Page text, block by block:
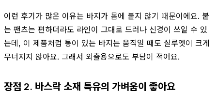
이런 후기가 많은 이유는 바지가 몸에 붙지 않기 때문이에요. 붙
는 팬츠는 편하더라도 라인이 그대로 드러나 신경이 쓰일 수 있
는데, 이 제품처럼 통이 있는 바지는 움직일 때도 실루엣이 크게
무너지지 않아요. 그래서 외출용으로도 부담이 적어요.
장점 2. 바스락 소재 특유의 가벼움이 좋아요